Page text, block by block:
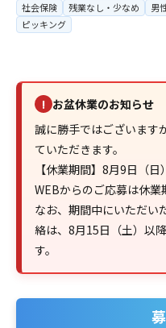
社会保険
残業なし・少なめ 男
ピッキング
! お盆休業のお知らせ
誠に勝手ではございます
ていただきます。
【休業期間】8月9日（日
WEBからのご応募は休業
なお、期間中にいただい
絡は、8月15日（土）以
す。